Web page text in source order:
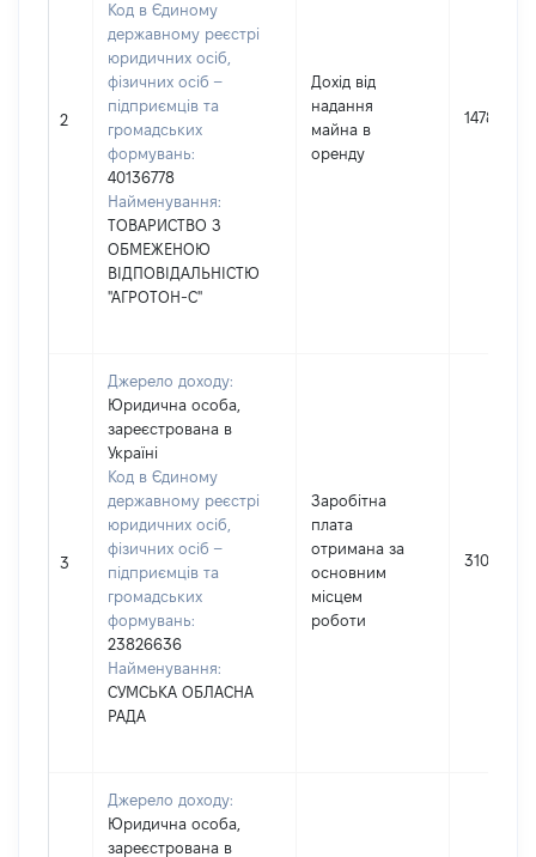
2
Код в Єдиному
державному реєстрі
юридичних осіб,
фізичних осіб –
підприємців та
громадських
формувань:
40136778
Найменування:
ТОВАРИСТВО З
ОБМЕЖЕНОЮ
ВІДПОВІДАЛЬНІСТЮ
"АГРОТОН-С"
Дохід від
надання
майна в
оренду
14789
3
Джерело доходу:
Юридична особа,
зареєстрована в
Україні
Код в Єдиному
державному реєстрі
юридичних осіб,
фізичних осіб –
підприємців та
громадських
формувань:
23826636
Найменування:
СУМСЬКА ОБЛАСНА
РАДА
Заробітна
плата
отримана за
основним
місцем
роботи
310696
Джерело доходу:
Юридична особа,
зареєстрована в